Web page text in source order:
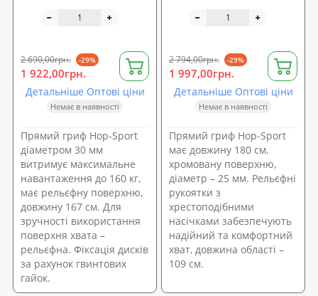
2 690,00грн. -29%
1 922,00грн.
Детальніше Оптові ціни
Немає в наявності
Прямий гриф Hop-Sport
діаметром 30 мм
витримує максимальне
навантаження до 160 кг,
має рельєфну поверхню,
довжину 167 см. Для
зручності використання
поверхня хвата –
рельєфна. Фіксація дисків
за рахунок гвинтових
гайок.
2 794,00грн. -29%
1 997,00грн.
Детальніше Оптові ціни
Немає в наявності
Прямий гриф Hop-Sport
має довжину 180 см,
хромовану поверхню,
діаметр – 25 мм. Рельєфні
рукоятки з
хрестоподібними
насічками забезпечують
надійний та комфортний
хват, довжина області –
109 см.